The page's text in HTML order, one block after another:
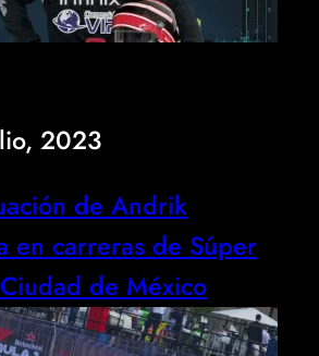
2023
de Andrik
en carreras de Súper
de México